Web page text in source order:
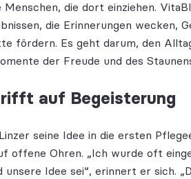
die dort einziehen.
die Erinnerungen wecken,
fördern. Es geht darum, den
der Freude und des
auf Begeisterung
seine Idee in die ersten
offene Ohren. „Ich wurde oft
Idee sei“, erinnert er sich.